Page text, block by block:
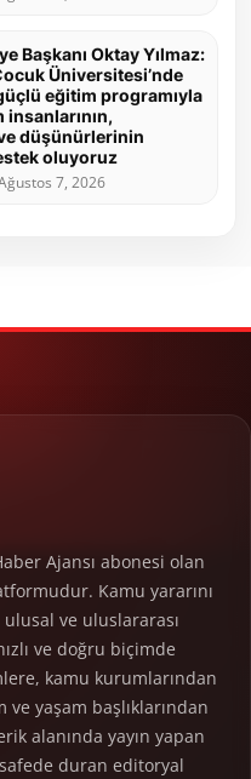
Başkanı Oktay Yılmaz:
Üniversitesi’nde
eğitim programıyla
ve düşünürlerinin
oluyoruz
7, 2026
Ajansı abonesi olan
Kamu yararını
ulusal ve uluslararası
ve doğru biçimde
kamu kurumlarından
yaşam başlıklarından
alanında yayın yapan
duran editoryal